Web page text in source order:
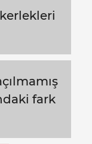
fark